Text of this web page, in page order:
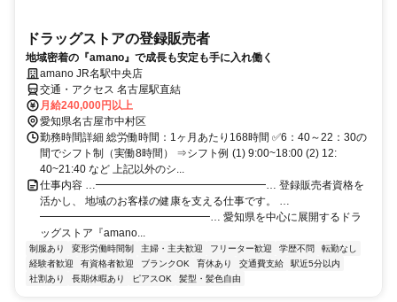
ドラッグストアの登録販売者
地域密着の『amano』で成長も安定も手に入れ働く
amano JR名駅中央店
交通・アクセス 名古屋駅直結
月給240,000円以上
愛知県名古屋市中村区
勤務時間詳細 総労働時間：1ヶ月あたり168時間 ✅6：40～22：30の
間でシフト制（実働8時間） ⇒シフト例 (1) 9:00~18:00 (2) 12:
40~21:40 など 上記以外のシ...
仕事内容 …━━━━━━━━━━━━━━━━… 登録販売者資格を
活かし、 地域のお客様の健康を支える仕事です。 …
━━━━━━━━━━━━━━━━… 愛知県を中心に展開するドラ
ッグストア『amano...
制服あり 変形労働時間制 主婦・主夫歓迎 フリーター歓迎 学歴不問
転勤なし
経験者歓迎
有資格者歓迎 ブランクOK 育休あり 交通費支給
駅近5分以内
社割あり
長期休暇あり ピアスOK 髪型・髪色自由